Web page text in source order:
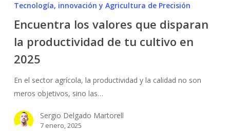
que
disparan
la
productividad
de
tu
cultivo
2025
Tecnología, innovación y Agricultura de Precisión
Encuentra los valores que disparan
la productividad de tu cultivo en
2025
En el sector agrícola, la productividad y la calidad no son
meros objetivos, sino las…
Sergio Delgado Martorell
7 enero, 2025